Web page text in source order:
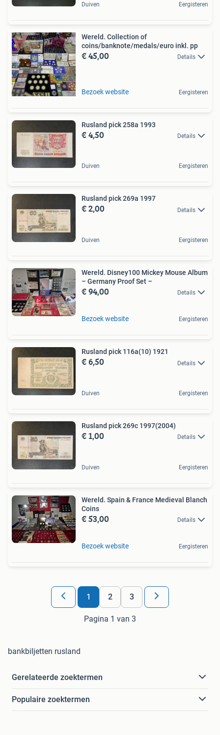
Duiven Eergisteren
Wereld. Collection of
coins/banknote/medals/euro inkl. pp
€ 45,00 Details
Bezoek website Eergisteren
Rusland pick 258a 1993
€ 4,50 Details
Duiven Eergisteren
Rusland pick 269a 1997
€ 2,00 Details
Duiven Eergisteren
Wereld. Disney100 Mickey Mouse Album
– Germany Proof Set –
€ 94,00 Details
Bezoek website Eergisteren
Rusland pick 116a(10) 1921
€ 6,50 Details
Duiven Eergisteren
Rusland pick 269c 1997(2004)
€ 1,00 Details
Duiven Eergisteren
Wereld. Spain & France Medieval Blanch
Coins
€ 53,00 Details
Bezoek website Eergisteren
1 2 3
Pagina 1 van 3
bankbiljetten rusland
Gerelateerde zoektermen
Populaire zoektermen